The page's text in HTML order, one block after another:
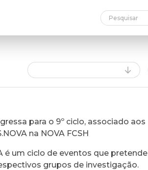
para o 9º ciclo, associado aos
na NOVA FCSH
é um ciclo de eventos que pretende
grupos de investigação.